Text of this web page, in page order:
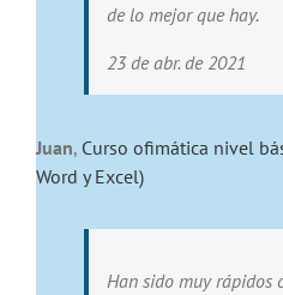
de lo mejor que hay.
23 de abr. de 2021
Juan, Curso ofimática nivel
Word y Excel)
Han sido muy rápidos